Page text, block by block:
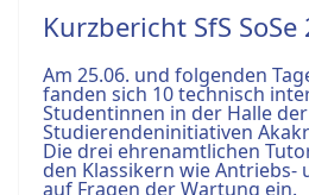
Kurzbericht SfS SoSe
Am 25.06. und folgenden
fanden sich 10 technisch
Studentinnen in der Halle der
Studierendeninitiativen
Die drei ehrenamtlichen
den Klassikern wie Antriebs-
auf Fragen der Wartung ein.